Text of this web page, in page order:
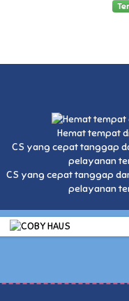
Hemat tempat
CS yang cepat tanggap
pelayanan